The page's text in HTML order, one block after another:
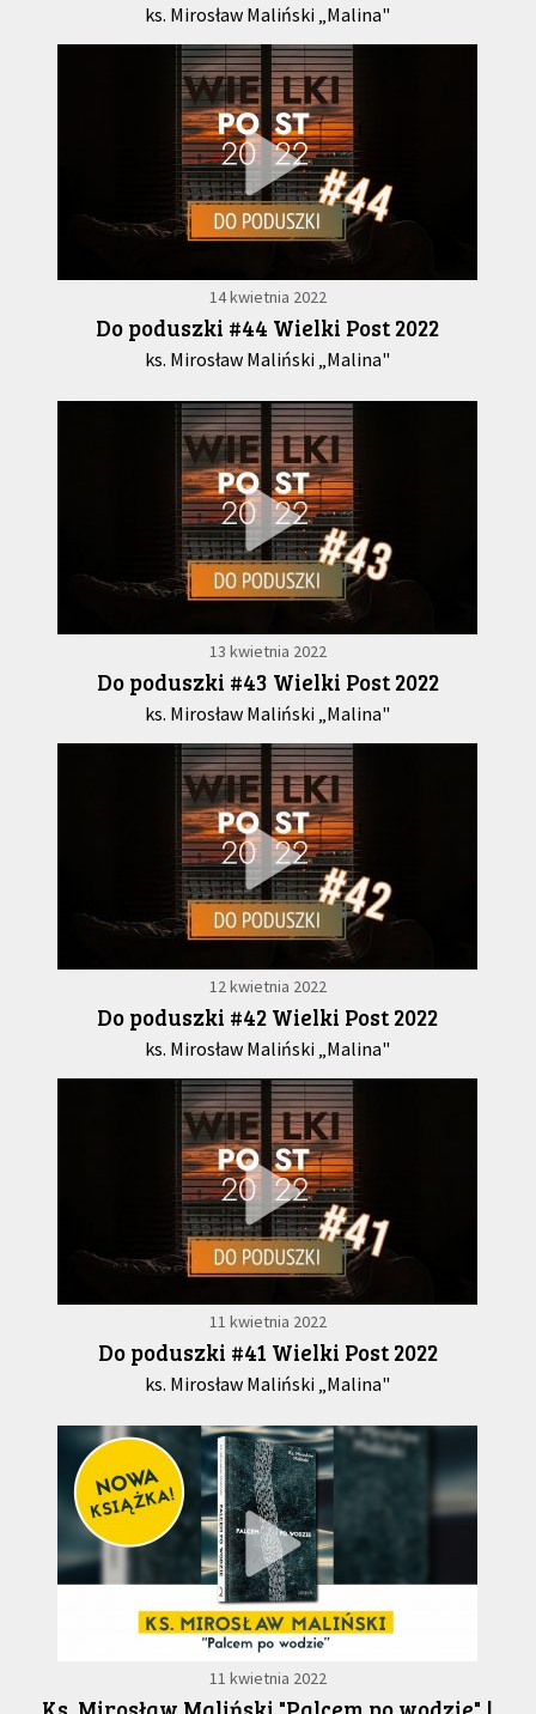
ks. Mirosław Maliński „Malina"
14 kwietnia 2022
Do poduszki #44 Wielki Post 2022
ks. Mirosław Maliński „Malina"
13 kwietnia 2022
Do poduszki #43 Wielki Post 2022
ks. Mirosław Maliński „Malina"
12 kwietnia 2022
Do poduszki #42 Wielki Post 2022
ks. Mirosław Maliński „Malina"
11 kwietnia 2022
Do poduszki #41 Wielki Post 2022
ks. Mirosław Maliński „Malina"
11 kwietnia 2022